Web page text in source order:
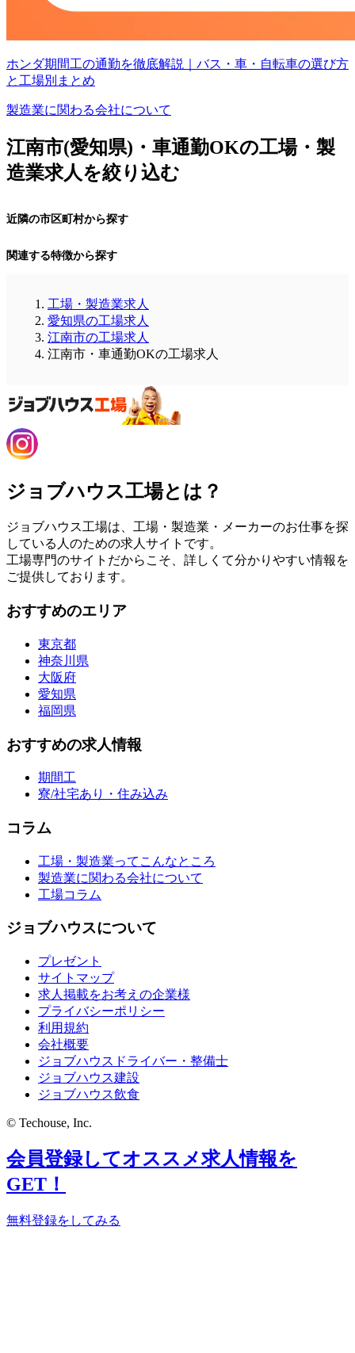
ホンダ期間工の通勤を徹底解説｜バス・車・自転車の選び方
と工場別まとめ
製造業に関わる会社について
江南市(愛知県)・車通勤OKの工場・製
造業求人を絞り込む
近隣の市区町村から探す
関連する特徴から探す
工場・製造業求人
愛知県の工場求人
江南市の工場求人
江南市・車通勤OKの工場求人
ジョブハウス工場とは？
ジョブハウス工場は、工場・製造業・メーカーのお仕事を探
している人のための求人サイトです。
工場専門のサイトだからこそ、詳しくて分かりやすい情報を
ご提供しております。
おすすめのエリア
東京都
神奈川県
大阪府
愛知県
福岡県
おすすめの求人情報
期間工
寮/社宅あり・住み込み
コラム
工場・製造業ってこんなところ
製造業に関わる会社について
工場コラム
ジョブハウスについて
プレゼント
サイトマップ
求人掲載をお考えの企業様
プライバシーポリシー
利用規約
会社概要
ジョブハウスドライバー・整備士
ジョブハウス建設
ジョブハウス飲食
© Techouse, Inc.
会員登録してオススメ求人情報を
GET！
無料登録をしてみる